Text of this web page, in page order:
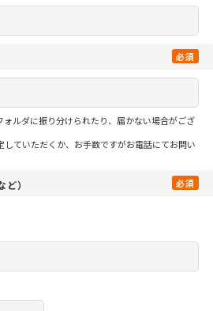
必須
ルダに振り分けられたり、届かない場合がござ
ていただくか、お手数ですがお電話にてお問い
ど） 必須